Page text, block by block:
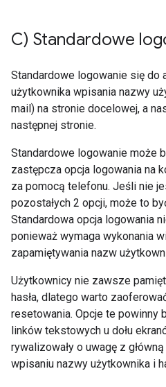
C) Standardowe
Standardowe logowanie się do
użytkownika wpisania nazwy
mail) na stronie docelowej, a
następnej stronie.
Standardowe logowanie może
zastępcza opcja logowania na
za pomocą telefonu. Jeśli nie
pozostałych 2 opcji, może to
Standardowa opcja logowania
ponieważ wymaga wykonania
zapamiętywania nazw
Użytkownicy nie zawsze
hasła, dlatego warto
resetowania. Opcje te powinny
linków tekstowych u dołu
rywalizowały o uwagę z
wpisaniu nazwy użytkownika i